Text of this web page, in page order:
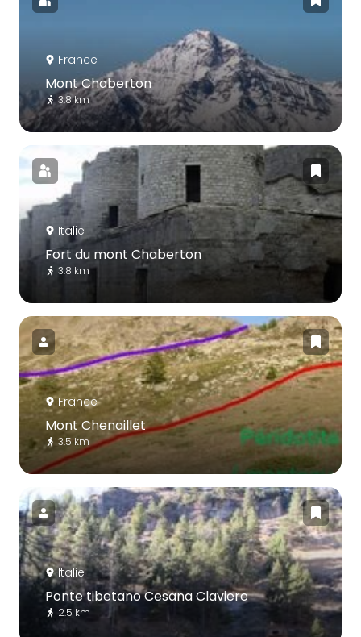
France
Mont Chaberton
3.8 km
Italie
Fort du mont Chaberton
3.8 km
France
Mont Chenaillet
3.5 km
Italie
Ponte tibetano Cesana Claviere
2.5 km